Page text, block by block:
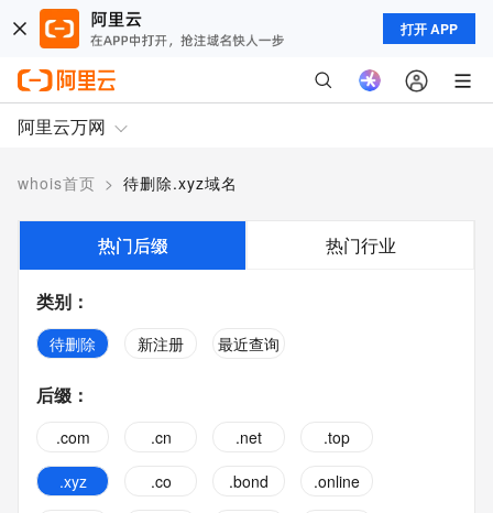
打开 APP
阿里云万网
whois首页 > 待删除.xyz域名
热门后缀 热门行业
类别 ：
待删除 新注册 最近查询
后缀 ：
.com .cn .net
.top
.xyz
.co .bond
.online